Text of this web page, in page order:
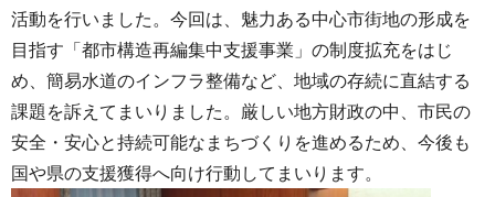
活動を行いました。今回は、魅力ある中心市街地の形成を
目指す「都市構造再編集中支援事業」の制度拡充をはじ
め、簡易水道のインフラ整備など、地域の存続に直結する
課題を訴えてまいりました。厳しい地方財政の中、市民の
安全・安心と持続可能なまちづくりを進めるため、今後も
国や県の支援獲得へ向け行動してまいります。